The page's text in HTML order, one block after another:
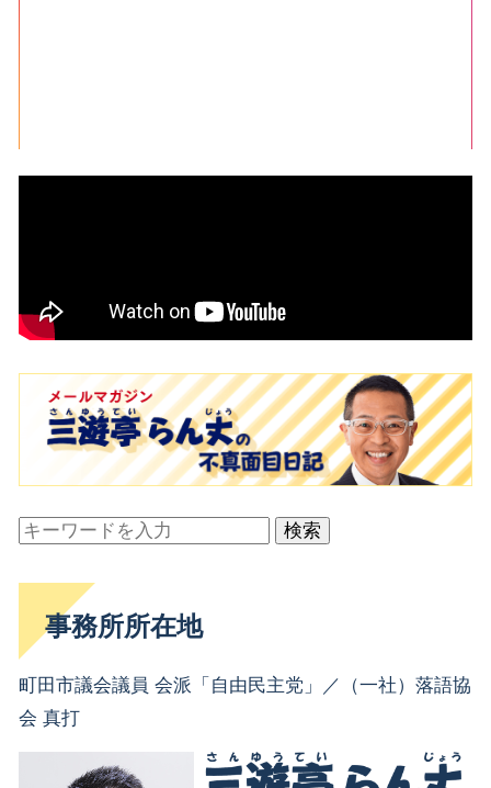
検索
事務所所在地
町田市議会議員 会派「自由民主党」／（一社）落語協
会 真打